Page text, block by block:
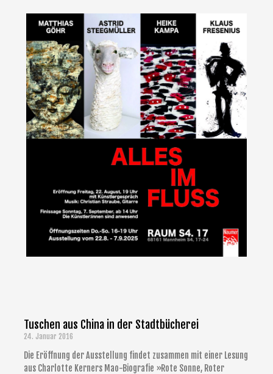
Tuschen aus China in der Stadtbücherei
24. Januar 2016
Die Eröffnung der Ausstellung findet zusammen mit einer Lesung
aus Charlotte Kerners Mao-Biografie »Rote Sonne, Roter
S
i
t
S
i
t
S
i
t
S
i
t
S
i
t